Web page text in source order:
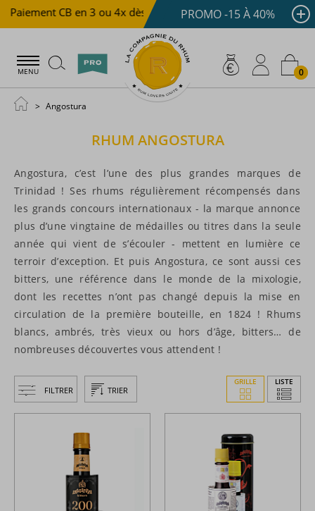
Paiement CB en 3 ou 4x dès 100 € Livraison offerte dès
PROMO -15 À 40%
MENU 0
Angostura
RHUM ANGOSTURA
Angostura, c’est l’une des plus grandes marques de
Trinidad ! Ses rhums régulièrement récompensés dans
les grands concours internationaux - la marque annonce
plus d’une vingtaine de médailles ou titres dans la seule
année qui vient de s’écouler - mettent en lumière ce
terroir d’exception. Et puis Angostura, ce sont aussi ces
bitters, une référence dans le monde de la mixologie,
dont les recettes n’ont pas changé depuis la mise en
circulation de la première bouteille, en 1824 ! Rhums
blancs, ambrés, très vieux ou hors d’âge, bitters… de
nombreuses découvertes vous attendent !
FILTRER TRIER
GRILLE LISTE